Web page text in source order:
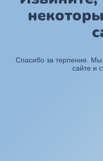
Спасибо за терпение.
сайте и